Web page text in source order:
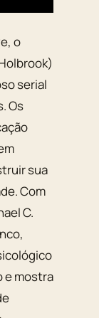
o
serial
Os
sua
Com
C.
e mostra